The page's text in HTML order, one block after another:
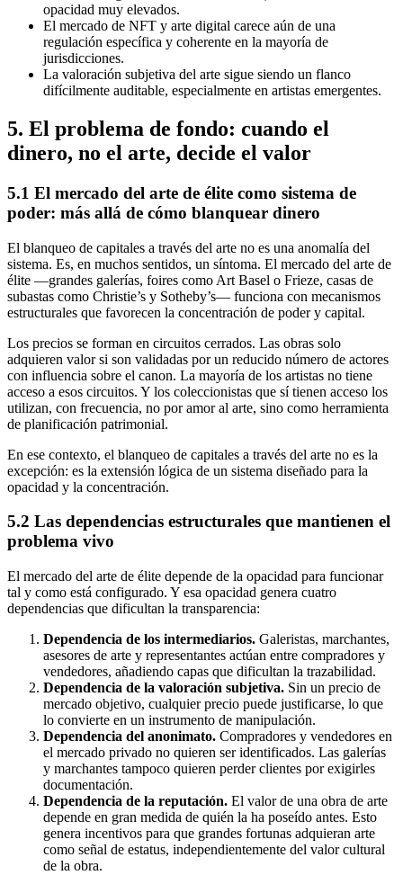
opacidad muy elevados.
El mercado de NFT y arte digital carece aún de una
regulación específica y coherente en la mayoría de
jurisdicciones.
La valoración subjetiva del arte sigue siendo un flanco
difícilmente auditable, especialmente en artistas emergentes.
5. El problema de fondo: cuando el
dinero, no el arte, decide el valor
5.1 El mercado del arte de élite como sistema de
poder: más allá de cómo blanquear dinero
El blanqueo de capitales a través del arte no es una anomalía del
sistema. Es, en muchos sentidos, un síntoma. El mercado del arte de
élite —grandes galerías, foires como Art Basel o Frieze, casas de
subastas como Christie’s y Sotheby’s— funciona con mecanismos
estructurales que favorecen la concentración de poder y capital.
Los precios se forman en circuitos cerrados. Las obras solo
adquieren valor si son validadas por un reducido número de actores
con influencia sobre el canon. La mayoría de los artistas no tiene
acceso a esos circuitos. Y los coleccionistas que sí tienen acceso los
utilizan, con frecuencia, no por amor al arte, sino como herramienta
de planificación patrimonial.
En ese contexto, el blanqueo de capitales a través del arte no es la
excepción: es la extensión lógica de un sistema diseñado para la
opacidad y la concentración.
5.2 Las dependencias estructurales que mantienen el
problema vivo
El mercado del arte de élite depende de la opacidad para funcionar
tal y como está configurado. Y esa opacidad genera cuatro
dependencias que dificultan la transparencia:
Dependencia de los intermediarios. Galeristas, marchantes,
asesores de arte y representantes actúan entre compradores y
vendedores, añadiendo capas que dificultan la trazabilidad.
Dependencia de la valoración subjetiva. Sin un precio de
mercado objetivo, cualquier precio puede justificarse, lo que
lo convierte en un instrumento de manipulación.
Dependencia del anonimato. Compradores y vendedores en
el mercado privado no quieren ser identificados. Las galerías
y marchantes tampoco quieren perder clientes por exigirles
documentación.
Dependencia de la reputación. El valor de una obra de arte
depende en gran medida de quién la ha poseído antes. Esto
genera incentivos para que grandes fortunas adquieran arte
como señal de estatus, independientemente del valor cultural
de la obra.